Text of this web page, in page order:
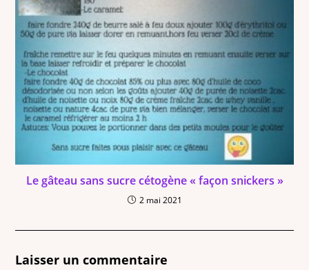
Le gâteau sans sucre cétogène « façon snickers »
2 mai 2021
Laisser un commentaire